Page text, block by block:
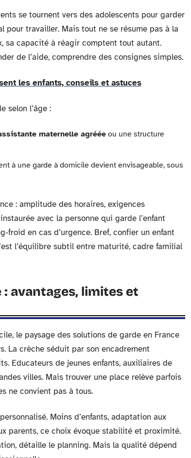
se tournent vers des adolescents pour garder
pour travailler. Mais tout ne se résume pas à la
sa capacité à réagir comptent tout autant.
de l’aide, comprendre des consignes simples.
les enfants, conseils et astuces
selon l’âge :
maternelle agréée ou une structure
à une garde à domicile devient envisageable, sous
: amplitude des horaires, exigences
avec la personne qui garde l’enfant
froid en cas d’urgence. Bref, confier un enfant
l’équilibre subtil entre maturité, cadre familial
avantages, limites et
le paysage des solutions de garde en France
La crèche séduit par son encadrement
Educateurs de jeunes enfants, auxiliaires de
villes. Mais trouver une place relève parfois
ne convient pas à tous.
Moins d’enfants, adaptation aux
parents, ce choix évoque stabilité et proximité.
détaille le planning. Mais la qualité dépend